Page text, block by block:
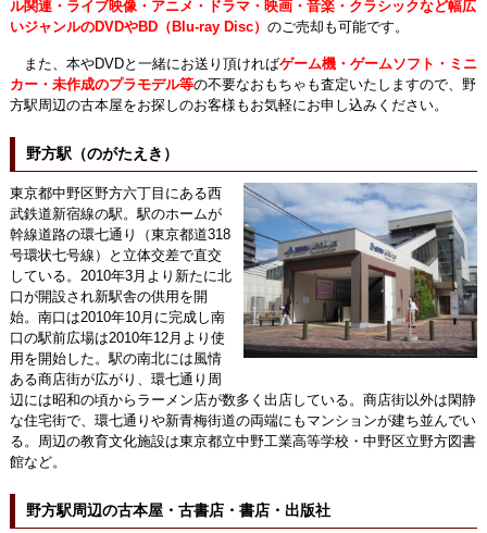
ル関連・ライブ映像・アニメ・ドラマ・映画・音楽・クラシックなど幅広
いジャンルのDVDやBD（Blu-ray Disc） のご売却も可能です。
また、本やDVDと一緒にお送り頂ければゲーム機・ゲームソフト・ミニ
カー・未作成のプラモデル等の不要なおもちゃも査定いたしますので、野
方駅周辺の古本屋をお探しのお客様もお気軽にお申し込みください。
野方駅（のがたえき）
東京都中野区野方六丁目にある西
武鉄道新宿線の駅。駅のホームが
幹線道路の環七通り（東京都道318
号環状七号線）と立体交差で直交
している。2010年3月より新たに北
口が開設され新駅舎の供用を開
始。南口は2010年10月に完成し南
口の駅前広場は2010年12月より使
用を開始した。駅の南北には風情
ある商店街が広がり、環七通り周
辺には昭和の頃からラーメン店が数多く出店している。商店街以外は閑静
な住宅街で、環七通りや新青梅街道の両端にもマンションが建ち並んでい
る。周辺の教育文化施設は東京都立中野工業高等学校・中野区立野方図書
館など。
野方駅周辺の古本屋・古書店・書店・出版社